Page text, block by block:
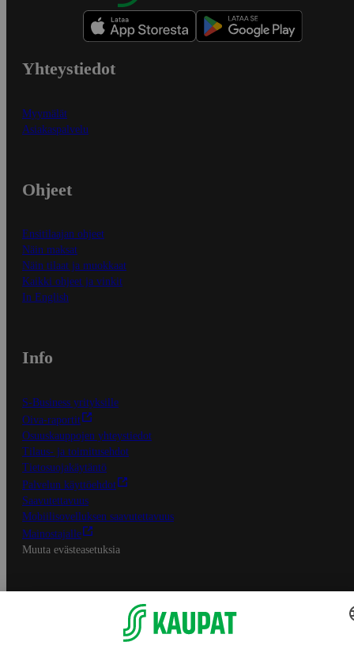
Yhteystiedot
Myymälät
Asiakaspalvelu
Ohjeet
Ensitilaajan ohjeet
Näin maksat
Näin tilaat ja muokkaat
Kaikki ohjeet ja vinkit
In English
Info
S-Business yrityksille
Oiva-raportit
Osuuskauppojen yhteystiedot
Tilaus- ja toimitusehdot
Tietosuojakäytäntö
Palvelun käyttöehdot
Saavutettavuus
Mobiilisovelluksen saavutettavuus
Mainostajalle
Muuta evästeasetuksia
S-ryhmän palvelut